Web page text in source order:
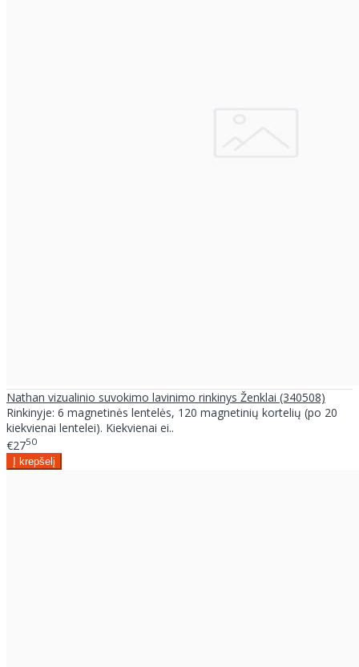
Nathan vizualinio suvokimo lavinimo rinkinys Ženklai (340508)
Rinkinyje: 6 magnetinės lentelės, 120 magnetinių kortelių (po 20
kiekvienai lentelei). Kiekvienai ei..
€2750